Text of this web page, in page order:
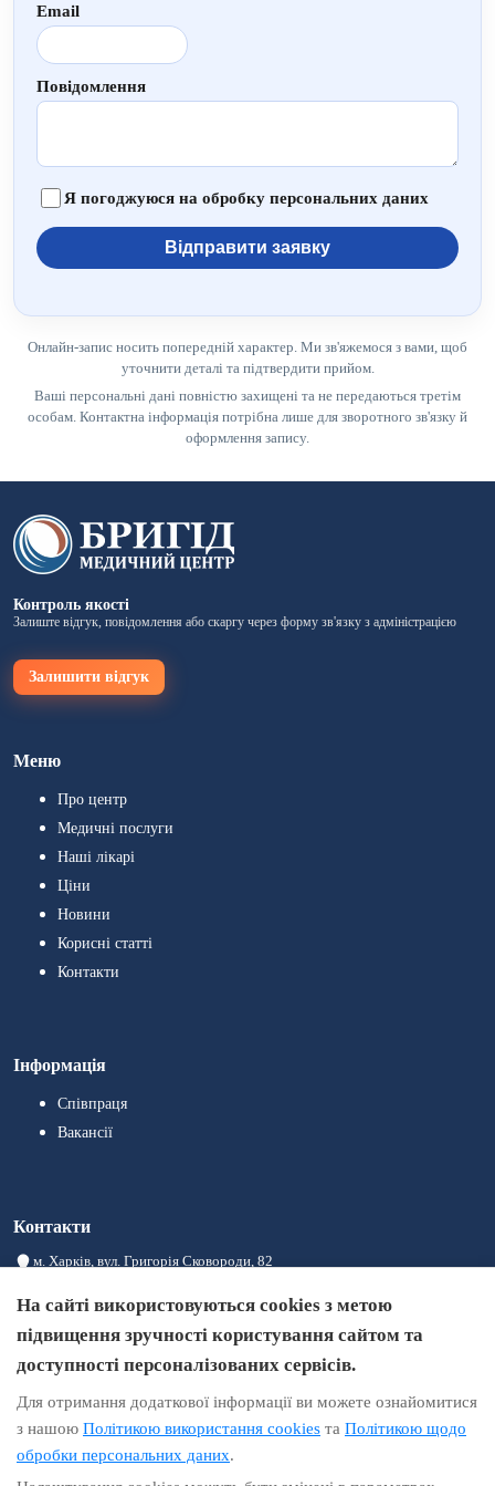
Email
Повідомлення
Я погоджуюся на обробку персональних даних
Відправити заявку
Онлайн-запис носить попередній характер. Ми зв'яжемося з вами, щоб
уточнити деталі та підтвердити прийом.
Ваші персональні дані повністю захищені та не передаються третім
особам. Контактна інформація потрібна лише для зворотного зв'язку й
оформлення запису.
Контроль якості
Залиште відгук, повідомлення або скаргу через форму зв'язку з адміністрацією
Залишити відгук
Меню
Про центр
Медичні послуги
Наші лікарі
Ціни
Новини
Корисні статті
Контакти
Інформація
Співпраця
Вакансії
Контакти
м. Харків, вул. Григорія Сковороди, 82
info@brigid.com.ua
На сайті використовуються cookies з метою
підвищення зручності користування сайтом та
доступності персоналізованих сервісів.
Для отримання додаткової інформації ви можете ознайомитися
з нашою Політикою використання cookies та Політикою щодо
обробки персональних даних.